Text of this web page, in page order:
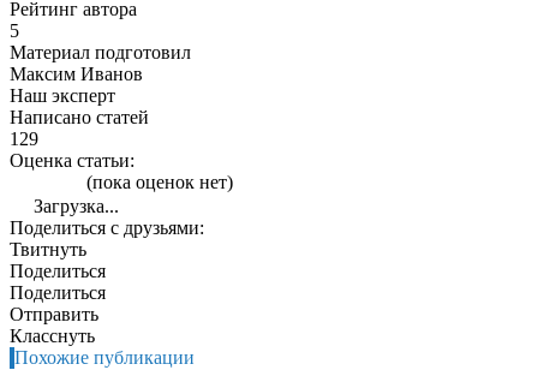
Рейтинг автора
5
Материал подготовил
Максим Иванов
Наш эксперт
Написано статей
129
Оценка статьи:
(пока оценок нет)
Загрузка...
Поделиться с друзьями:
Твитнуть
Поделиться
Поделиться
Отправить
Класснуть
Похожие публикации